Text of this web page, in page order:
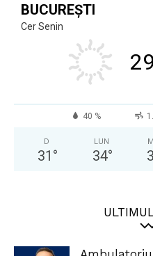
BUCUREȘTI
Cer Senin
40 %
D
31 °
LUN
34°